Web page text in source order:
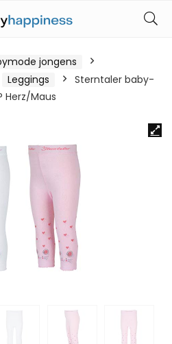
jongens
Leggings
Sterntaler baby-
Herz/Maus